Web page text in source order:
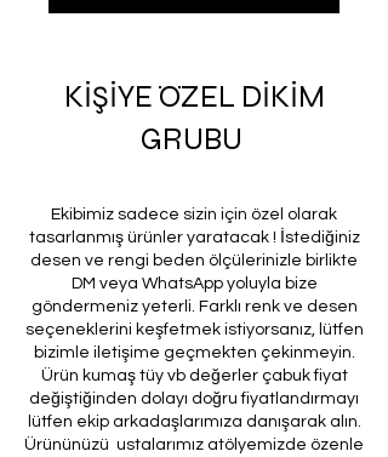
KİŞİYE ÖZEL DİKİM
GRUBU
Ekibimiz sadece sizin için özel olarak
tasarlanmış ürünler yaratacak ! İstediğiniz
desen ve rengi beden ölçülerinizle birlikte
DM veya WhatsApp yoluyla bize
göndermeniz yeterli. Farklı renk ve desen
seçeneklerini keşfetmek istiyorsanız, lütfen
bizimle iletişime geçmekten çekinmeyin.
Ürün kumaş tüy vb değerler çabuk fiyat
değiştiğinden dolayı doğru fiyatlandırmayı
lütfen ekip arkadaşlarımıza danışarak alın.
Ürününüzü ustalarımız atölyemizde özenle